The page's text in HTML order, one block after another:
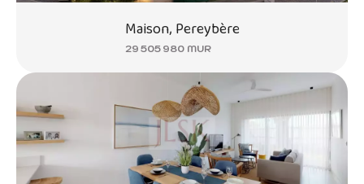
Maison, Pereybère
29 505 980 MUR